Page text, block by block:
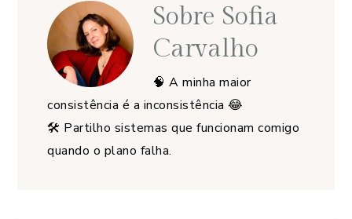
Sobre Sofia
Carvalho
🧠 A minha maior
consistência é a inconsistência 😂
🛠️ Partilho sistemas que funcionam comigo
quando o plano falha.